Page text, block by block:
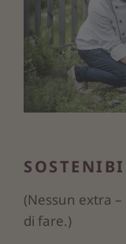
(Nessun extra
di fare.)